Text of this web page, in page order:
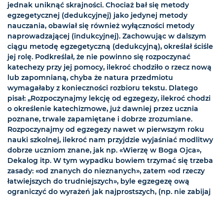
jednak uniknąć skrajności. Chociaż bał się metody
egzegetycznej (dedukcyjnej) jako jedynej metody
nauczania, obawiał się również wyłączności metody
naprowadzającej (indukcyjnej). Zachowując w dalszym
ciągu metodę egzegetyczną (dedukcyjną), określał ściśle
jej rolę. Podkreślał, że nie powinno się rozpoczynać
katechezy przy jej pomocy, ilekroć chodziło o rzecz nową
lub zapomnianą, chyba że natura przedmiotu
wymagałaby z konieczności rozbioru tekstu. Dlatego
pisał: „Rozpoczynajmy lekcję od egzegezy, ilekroć chodzi
o określenie katechizmowe, już dawniej przez ucznia
poznane, trwale zapamiętane i dobrze zrozumiane.
Rozpoczynajmy od egzegezy nawet w pierwszym roku
nauki szkolnej, ilekroć nam przyjdzie wyjaśniać modlitwy
dobrze uczniom znane, jak np. «Wierzę w Boga Ojca»,
Dekalog itp. W tym wypadku bowiem trzymać się trzeba
zasady: «od znanych do nieznanych», zatem «od rzeczy
łatwiejszych do trudniejszych», byle egzegezę ową
ograniczyć do wyrażeń jak najprostszych, (np. nie zabijaj